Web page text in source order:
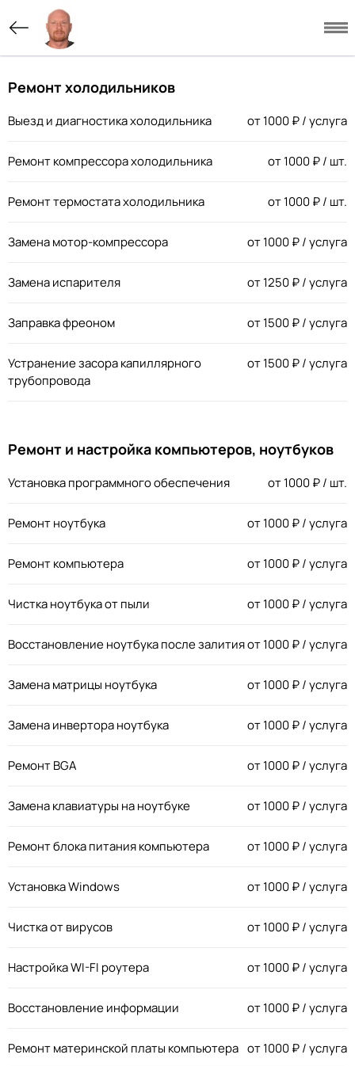
Ремонт холодильников
Выезд и диагностика холодильника от1000₽ / услуга
Ремонт компрессора холодильника от1000₽ / шт.
Ремонт термостата холодильника от1000₽ / шт.
Замена мотор-компрессора от1000₽ / услуга
Замена испарителя от1250₽ / услуга
Заправка фреоном от1500₽ / услуга
Устранение засора капиллярного
трубопровода
от1500₽ / услуга
Ремонт и настройка компьютеров, ноутбуков
Установка программного обеспечения от1000₽ / шт.
Ремонт ноутбука от1000₽ / услуга
Ремонт компьютера от1000₽ / услуга
Чистка ноутбука от пыли от1000₽ / услуга
Восстановление ноутбука после залитияот1000₽ / услуга
Замена матрицы ноутбука от1000₽ / услуга
Замена инвертора ноутбука от1000₽ / услуга
Ремонт BGA от1000₽ / услуга
Замена клавиатуры на ноутбуке от1000₽ / услуга
Ремонт блока питания компьютера от1000₽ / услуга
Установка Windows от1000₽ / услуга
Чистка от вирусов от1000₽ / услуга
Настройка WI-FI роутера от1000₽ / услуга
Восстановление информации от1000₽ / услуга
Ремонт материнской платы компьютера от1000₽ / услуга